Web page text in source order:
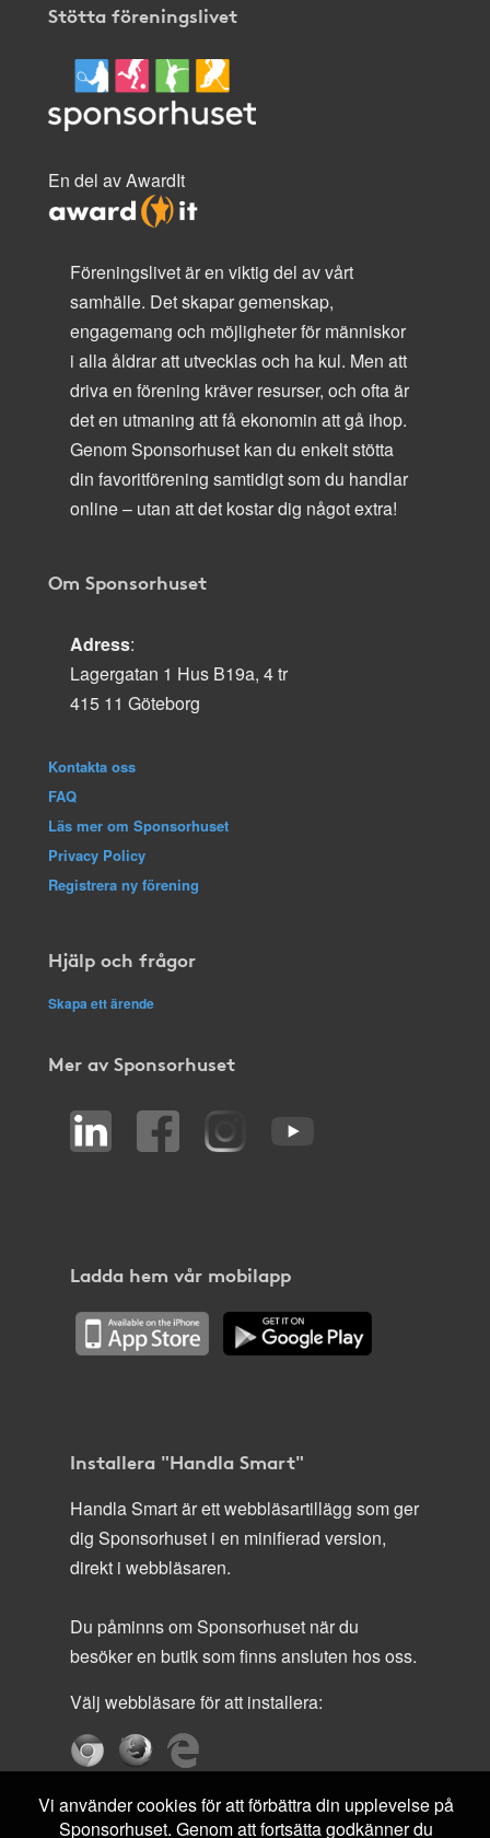
Stötta föreningslivet
En del av AwardIt
Föreningslivet är en viktig del av vårt
samhälle. Det skapar gemenskap,
engagemang och möjligheter för människor
i alla åldrar att utvecklas och ha kul. Men att
driva en förening kräver resurser, och ofta är
det en utmaning att få ekonomin att gå ihop.
Genom Sponsorhuset kan du enkelt stötta
din favoritförening samtidigt som du handlar
online – utan att det kostar dig något extra!
Om Sponsorhuset
Adress:
Lagergatan 1 Hus B19a, 4 tr
415 11 Göteborg
Kontakta oss
FAQ
Läs mer om Sponsorhuset
Privacy Policy
Registrera ny förening
Hjälp och frågor
Skapa ett ärende
Mer av Sponsorhuset
Ladda hem vår mobilapp
Installera "Handla Smart"
Handla Smart är ett webbläsartillägg som ger
dig Sponsorhuset i en minifierad version,
direkt i webbläsaren.
Du påminns om Sponsorhuset när du
besöker en butik som finns ansluten hos oss.
Välj webbläsare för att installera:
Vi använder cookies för att förbättra din upplevelse på
Sponsorhuset. Genom att fortsätta godkänner du